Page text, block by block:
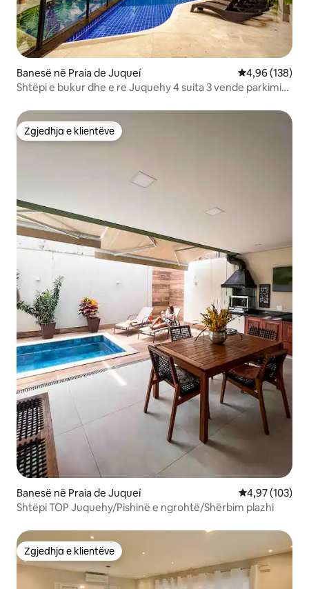
Banesë në Praia de Juqueí Vlerësimi
4,96 (138)
Shtëpi e bukur dhe e re Juquehy 4 suita 3 vende parkimi
Zgjedhja e klientëve
Zgjedhja e klientëve
Banesë në Praia de Juqueí Vlerësimi
4,97 (103)
Shtëpi TOP Juquehy/Pishinë e ngrohtë/Shërbim plazhi
Zgjedhja e klientëve
Zgjedhja e klientëve